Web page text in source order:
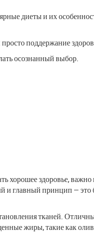
диеты и их
поддержание
осознанный выбор.
здоровье,
главный принцип —
тканей.
жиры, такие как